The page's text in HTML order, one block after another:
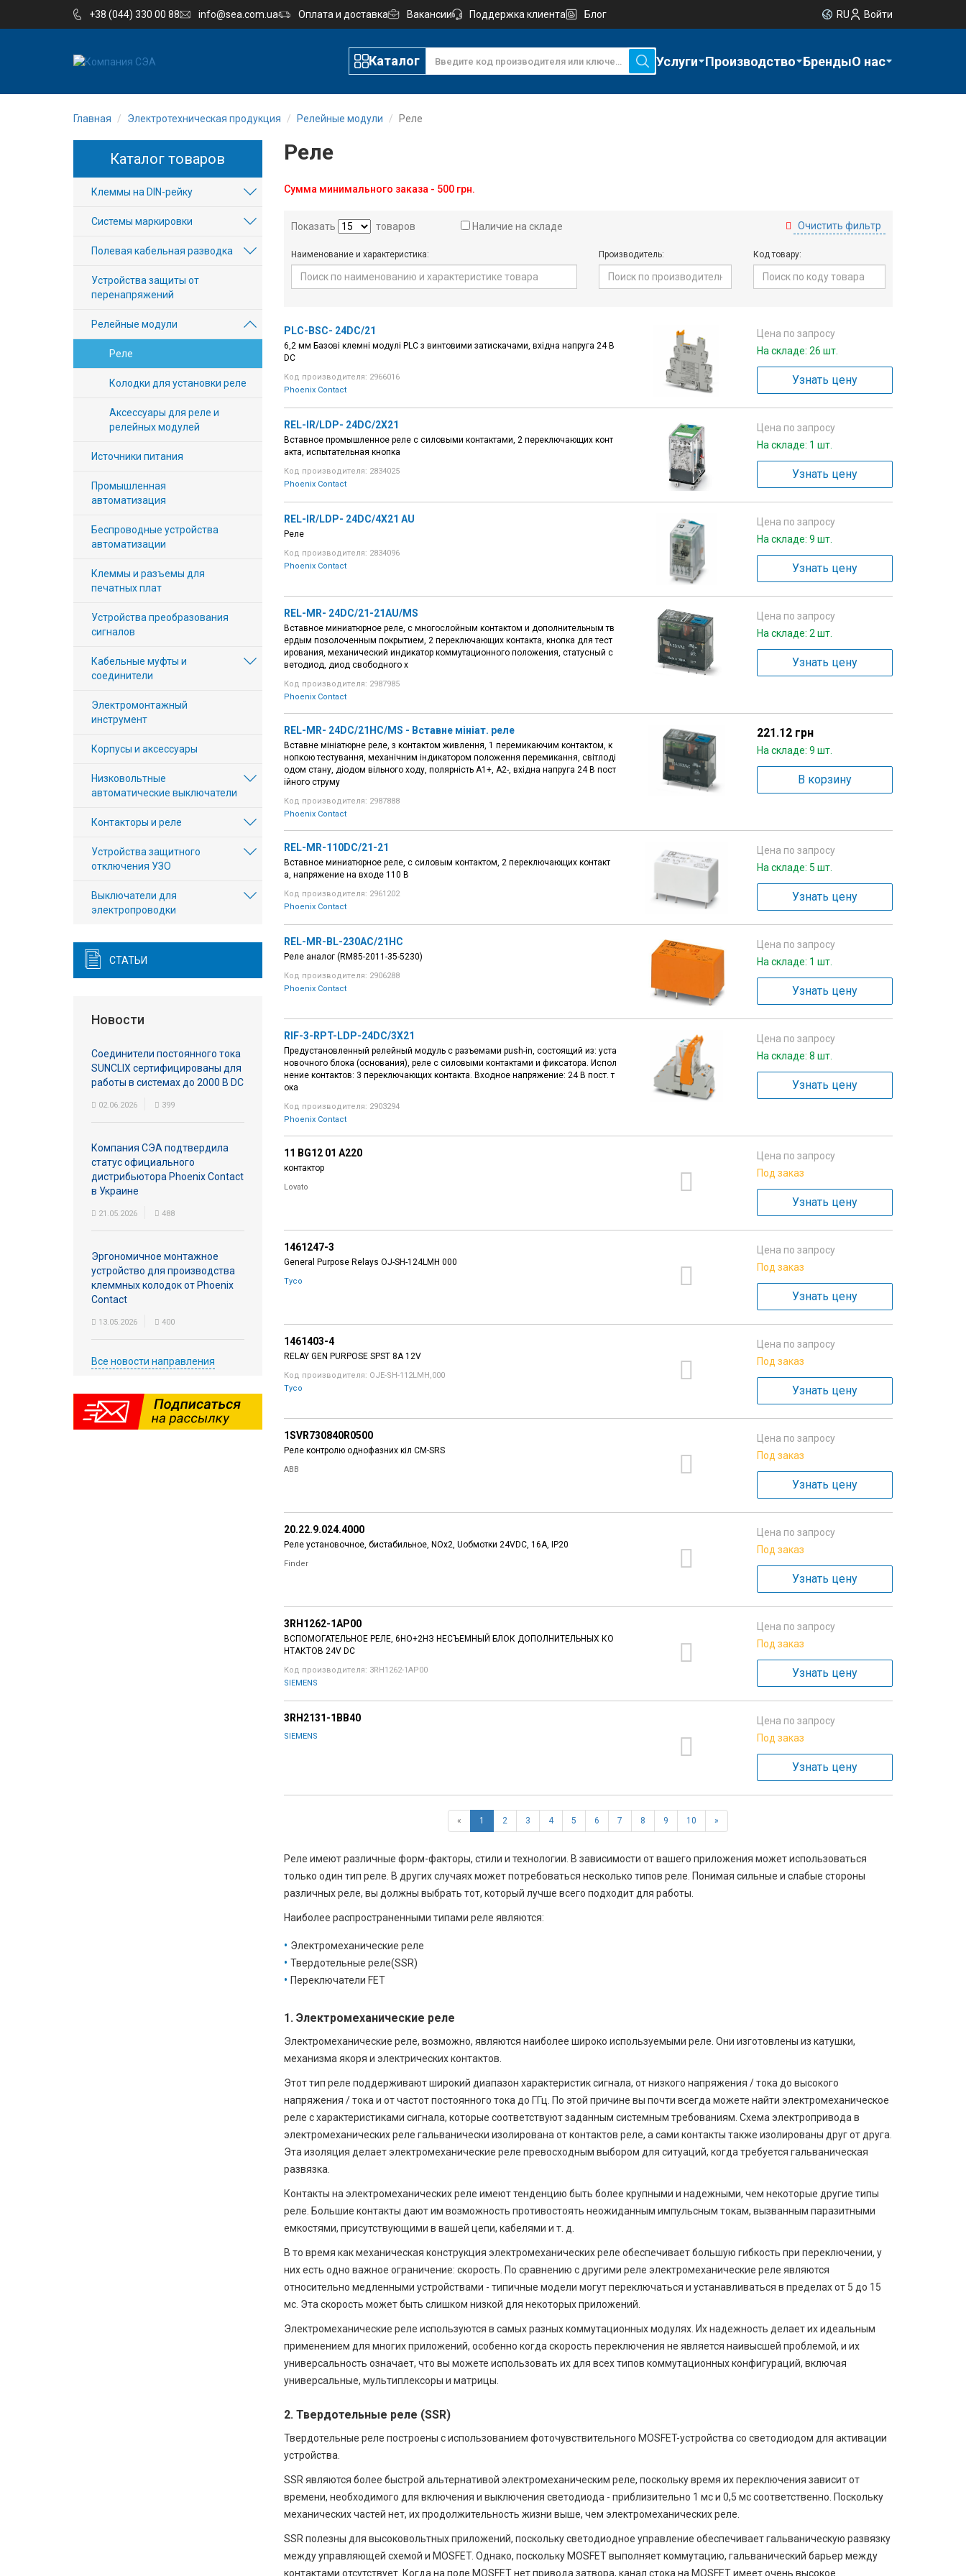
+38 (044) 330 00 88 info@sea.com.ua Оплата и доставка Вакансии Поддержка клиента Блог RU Войти
Каталог Услуги Производство БрендыО нас
Компания
Производство
Вакансии
Вход/
авторизация
Производители
Контакты
Доставка
Главная Электротехническая продукция Релейные модули Реле
Реле
Сумма минимального заказа - 500 грн.
Показать товаров Наличие на складе Очистить фильтр
Наименование и характеристика: Производитель: Код товару:
PLC-BSC- 24DC/21
6,2 мм Базові клемні модулі PLC з винтовими затискачами, вхідна напруга 24 В
DC
Код производителя: 2966016
Phoenix Contact
Цена по запросу
На складе: 26 шт.
Узнать цену
REL-IR/LDP- 24DC/2X21
Вставное промышленное реле с силовыми контактами, 2 переключающих конт
акта, испытательная кнопка
Код производителя: 2834025
Phoenix Contact
Цена по запросу
На складе: 1 шт.
Узнать цену
REL-IR/LDP- 24DC/4X21 AU
Реле
Код производителя: 2834096
Phoenix Contact
Цена по запросу
На складе: 9 шт.
Узнать цену
REL-MR- 24DC/21-21AU/MS
Вставное миниатюрное реле, с многослойным контактом и дополнительным тв
ердым позолоченным покрытием, 2 переключающих контакта, кнопка для тест
ирования, механический индикатор коммутационного положения, статусный с
ветодиод, диод свободного х
Код производителя: 2987985
Phoenix Contact
Цена по запросу
На складе: 2 шт.
Узнать цену
REL-MR- 24DC/21HC/MS - Вставне мініат. реле
Вставне мініатюрне реле, з контактом живлення, 1 перемикаючим контактом, к
нопкою тестування, механічним індикатором положення перемикання, світлоді
одом стану, діодом вільного ходу, полярність A1+, A2-, вхідна напруга 24 В пост
ійного струму
Код производителя: 2987888
Phoenix Contact
221.12 грн
На складе: 9 шт.
В корзину
REL-MR-110DC/21-21
Вставное миниатюрное реле, с силовым контактом, 2 переключающих контакт
а, напряжение на входе 110 В
Код производителя: 2961202
Phoenix Contact
Цена по запросу
На складе: 5 шт.
Узнать цену
REL-MR-BL-230AC/21HC
Реле аналог (RM85-2011-35-5230)
Код производителя: 2906288
Phoenix Contact
Цена по запросу
На складе: 1 шт.
Узнать цену
RIF-3-RPT-LDP-24DC/3X21
Предустановленный релейный модуль с разъемами рush-in, состоящий из: уста
новочного блока (основания), реле с силовыми контактами и фиксатора. Испол
нение контактов: 3 переключающих контакта. Входное напряжение: 24 В пост. т
ока
Код производителя: 2903294
Phoenix Contact
Цена по запросу
На складе: 8 шт.
Узнать цену
11 BG12 01 A220
контактор
Lovato
Цена по запросу
Под заказ
Узнать цену
1461247-3
General Purpose Relays OJ-SH-124LMH 000
Tyco
Цена по запросу
Под заказ
Узнать цену
1461403-4
RELAY GEN PURPOSE SPST 8A 12V
Код производителя: OJE-SH-112LMH,000
Tyco
Цена по запросу
Под заказ
Узнать цену
1SVR730840R0500
Реле контролю однофазних кіл CM-SRS
ABB
Цена по запросу
Под заказ
Узнать цену
20.22.9.024.4000
Реле установочное, бистабильное, NOx2, Uобмотки 24VDC, 16А, IP20
Finder
Цена по запросу
Под заказ
Узнать цену
3RH1262-1AP00
ВСПОМОГАТЕЛЬНОЕ РЕЛЕ, 6НO+2НЗ НЕСЪЕМНЫЙ БЛОК ДОПОЛНИТЕЛЬНЫХ КО
НТАКТОВ 24V DC
Код производителя: 3RH1262-1AP00
SIEMENS
Цена по запросу
Под заказ
Узнать цену
3RH2131-1BB40
SIEMENS
Цена по запросу
Под заказ
Узнать цену
« 1 2 3 4 5 6 7 8 9 10 »
Реле имеют различные форм-факторы, стили и технологии. В зависимости от вашего приложения может использоваться
только один тип реле. В других случаях может потребоваться несколько типов реле. Понимая сильные и слабые стороны
различных реле, вы должны выбрать тот, который лучше всего подходит для работы.
Наиболее распространенными типами реле являются:
Электромеханические реле
Твердотельные реле(SSR)
Переключатели FET
1. Электромеханические реле
Электромеханические реле, возможно, являются наиболее широко используемыми реле. Они изготовлены из катушки,
механизма якоря и электрических контактов.
Этот тип реле поддерживают широкий диапазон характеристик сигнала, от низкого напряжения / тока до высокого
напряжения / тока и от частот постоянного тока до ГГц. По этой причине вы почти всегда можете найти электромеханическое
реле с характеристиками сигнала, которые соответствуют заданным системным требованиям. Схема электропривода в
электромеханических реле гальванически изолирована от контактов реле, а сами контакты также изолированы друг от друга.
Эта изоляция делает электромеханические реле превосходным выбором для ситуаций, когда требуется гальваническая
развязка.
Контакты на электромеханических реле имеют тенденцию быть более крупными и надежными, чем некоторые другие типы
реле. Большие контакты дают им возможность противостоять неожиданным импульсным токам, вызванным паразитными
емкостями, присутствующими в вашей цепи, кабелями и т. д.
В то время как механическая конструкция электромеханических реле обеспечивает большую гибкость при переключении, у
них есть одно важное ограничение: скорость. По сравнению с другими реле электромеханические реле являются
относительно медленными устройствами - типичные модели могут переключаться и устанавливаться в пределах от 5 до 15
мс. Эта скорость может быть слишком низкой для некоторых приложений.
Электромеханические реле используются в самых разных коммутационных модулях. Их надежность делает их идеальным
применением для многих приложений, особенно когда скорость переключения не является наивысшей проблемой, и их
универсальность означает, что вы можете использовать их для всех типов коммутационных конфигураций, включая
универсальные, мультиплексоры и матрицы.
2. Твердотельные реле (SSR)
Твердотельные реле построены с использованием фоточувствительного MOSFET-устройства со светодиодом для активации
устройства.
SSR являются более быстрой альтернативой электромеханическим реле, поскольку время их переключения зависит от
времени, необходимого для включения и выключения светодиода - приблизительно 1 мс и 0,5 мс соответственно. Поскольку
механических частей нет, их продолжительность жизни выше, чем электромеханических реле.
SSR полезны для высоковольтных приложений, поскольку светодиодное управление обеспечивает гальваническую развязку
между управляющей схемой и MOSFET. Однако, поскольку MOSFET выполняет коммутацию, гальванический барьер между
контактами отсутствует. Когда на поле MOSFET нет привода затвора, канал стока на MOSFET имеет очень высокое
Каталог товаров
Клеммы на DIN-рейку
Системы маркировки
Полевая кабельная разводка
Устройства защиты от
перенапряжений
Релейные модули
Реле
Колодки для установки реле
Аксессуары для реле и
релейных модулей
Источники питания
Промышленная
автоматизация
Беспроводные устройства
автоматизации
Клеммы и разъемы для
печатных плат
Устройства преобразования
сигналов
Кабельные муфты и
соединители
Электромонтажный
инструмент
Корпусы и аксессуары
Низковольтные
автоматические выключатели
Контакторы и реле
Устройства защитного
отключения УЗО
Выключатели для
электропроводки
СТАТЬИ
Новости
Соединители постоянного тока
SUNCLIX сертифицированы для
работы в системах до 2000 В DC
02.06.2026 399
Компания СЭА подтвердила
статус официального
дистрибьютора Phoenix Contact
в Украине
21.05.2026 488
Эргономичное монтажное
устройство для производства
клеммных колодок от Phoenix
Contact
13.05.2026 400
Все новости направления